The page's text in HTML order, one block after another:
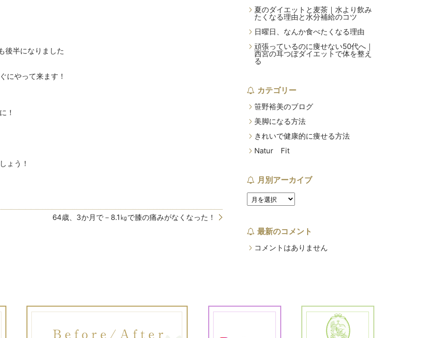
後半になりました
にやって来ます！
！
ょう！
64歳、3か月で－8.1㎏で膝の痛みがなくなった！
夏のダイエットと麦茶｜水より飲み
たくなる理由と水分補給のコツ
日曜日、なんか食べたくなる理由
頑張っているのに痩せない50代へ｜
西宮の耳つぼダイエットで体を整え
る
カテゴリー
笹野裕美のブログ
美脚になる方法
きれいで健康的に痩せる方法
Natur Fit
月別アーカイブ
最新のコメント
コメントはありません